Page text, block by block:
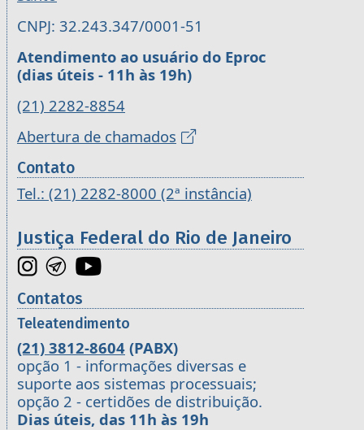
CNPJ: 32.243.347/0001-51
Atendimento ao usuário do Eproc
(dias úteis - 11h às 19h)
(21) 2282-8854
Abertura de chamados
Contato
Tel.: (21) 2282-8000 (2ª instância)
Justiça Federal do Rio de Janeiro
Contatos
Teleatendimento
(21) 3812-8604 (PABX)
opção 1 - informações diversas e
suporte aos sistemas processuais;
opção 2 - certidões de distribuição.
Dias úteis, das 11h às 19h